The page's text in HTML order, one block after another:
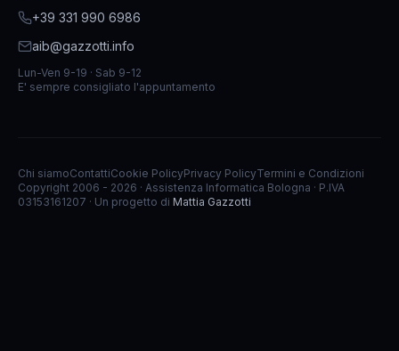
+39 331 990 6986
aib@gazzotti.info
Lun-Ven 9-19 · Sab 9-12
E' sempre consigliato l'appuntamento
Copyright 2006 - 2026 · Assistenza Informatica Bologna · P.IVA
03153161207 · Un progetto di Mattia Gazzotti
Chi siamoContattiCookie PolicyPrivacy PolicyTermini e Condizioni